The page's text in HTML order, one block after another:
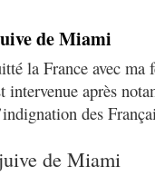
de Miami
la France avec
après
des
de Miami